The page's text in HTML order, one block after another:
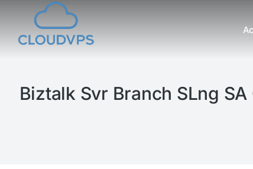
Vous êtes ici :
Biztalk Svr Branch SLng